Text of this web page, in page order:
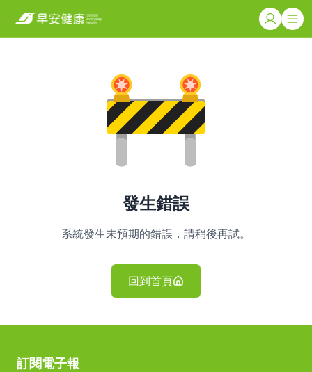
發生錯誤
系統發生未預期的錯誤，請稍後再試。
回到首頁
訂閱電子報